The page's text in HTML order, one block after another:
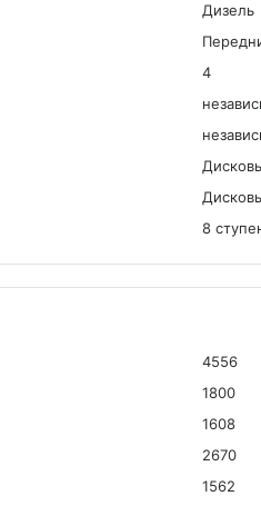
Дизель
4
8
4556
1800
1608
2670
1562